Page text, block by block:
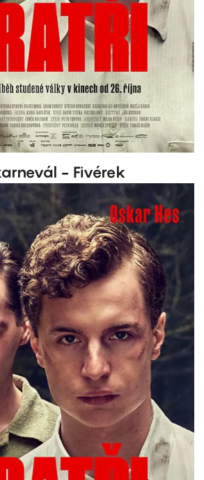
- Fivérek